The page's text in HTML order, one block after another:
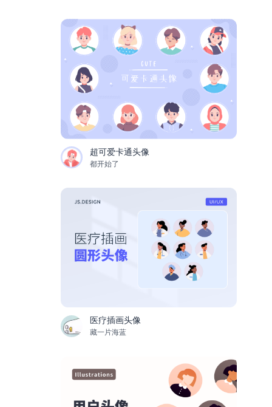
超可爱卡通头像
都开始了
医疗插画头像
藏一片海蓝